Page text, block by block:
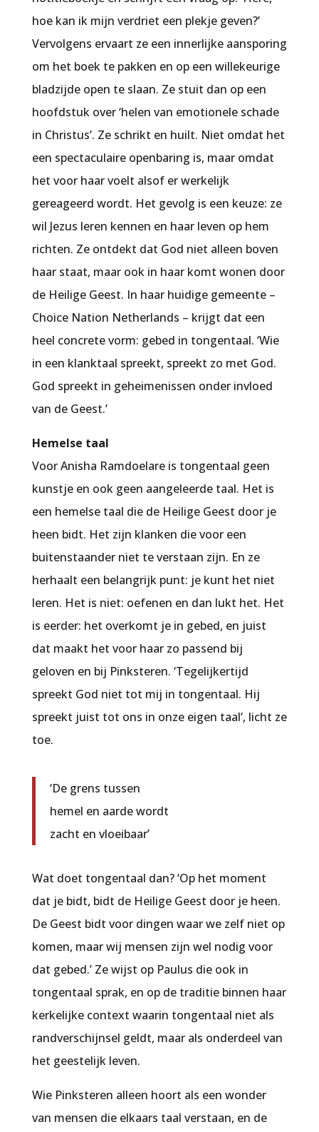
hoe kan ik mijn verdriet een plekje geven?’
Vervolgens ervaart ze een innerlijke aansporing
om het boek te pakken en op een willekeurige
bladzijde open te slaan. Ze stuit dan op een
hoofdstuk over ‘helen van emotionele schade
in Christus’. Ze schrikt en huilt. Niet omdat het
een spectaculaire openbaring is, maar omdat
het voor haar voelt alsof er werkelijk
gereageerd wordt. Het gevolg is een keuze: ze
wil Jezus leren kennen en haar leven op hem
richten. Ze ontdekt dat God niet alleen boven
haar staat, maar ook in haar komt wonen door
de Heilige Geest. In haar huidige gemeente –
Choice Nation Netherlands – krijgt dat een
heel concrete vorm: gebed in tongentaal. ‘Wie
in een klanktaal spreekt, spreekt zo met God.
God spreekt in geheimenissen onder invloed
van de Geest.’
Hemelse taal
Voor Anisha Ramdoelare is tongentaal geen
kunstje en ook geen aangeleerde taal. Het is
een hemelse taal die de Heilige Geest door je
heen bidt. Het zijn klanken die voor een
buitenstaander niet te verstaan zijn. En ze
herhaalt een belangrijk punt: je kunt het niet
leren. Het is niet: oefenen en dan lukt het. Het
is eerder: het overkomt je in gebed, en juist
dat maakt het voor haar zo passend bij
geloven en bij Pinksteren. ‘Tegelijkertijd
spreekt God niet tot mij in tongentaal. Hij
spreekt juist tot ons in onze eigen taal’, licht ze
toe.
‘De grens tussen
hemel en aarde wordt
zacht en vloeibaar’
Wat doet tongentaal dan? ‘Op het moment
dat je bidt, bidt de Heilige Geest door je heen.
De Geest bidt voor dingen waar we zelf niet op
komen, maar wij mensen zijn wel nodig voor
dat gebed.’ Ze wijst op Paulus die ook in
tongentaal sprak, en op de traditie binnen haar
kerkelijke context waarin tongentaal niet als
randverschijnsel geldt, maar als onderdeel van
het geestelijk leven.
Wie Pinksteren alleen hoort als een wonder
van mensen die elkaars taal verstaan, en de